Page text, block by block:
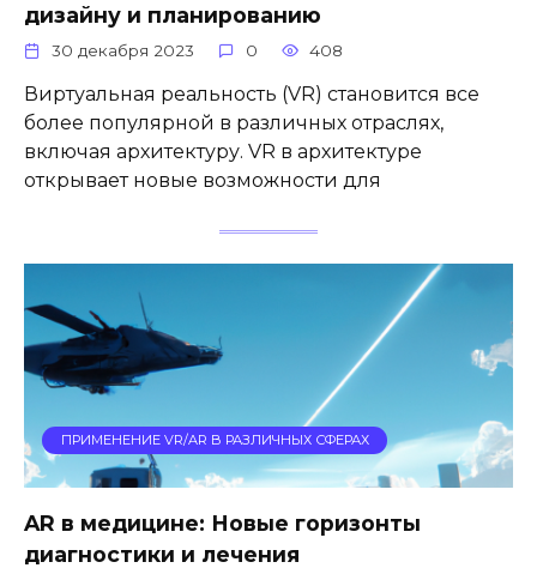
дизайну и планированию
30 декабря 2023 0 408
Виртуальная реальность (VR) становится все
более популярной в различных отраслях,
включая архитектуру. VR в архитектуре
открывает новые возможности для
ПРИМЕНЕНИЕ VR/AR В РАЗЛИЧНЫХ СФЕРАХ
AR в медицине: Новые горизонты
диагностики и лечения